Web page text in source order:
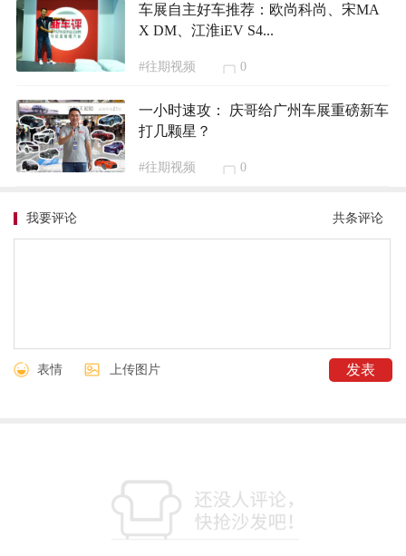
车展自主好车推荐：欧尚科尚、宋MA
X DM、江淮iEV S4...
#往期视频 0
一小时速攻： 庆哥给广州车展重磅新车
打几颗星？
#往期视频 0
共条评论
我要评论
表情 上传图片